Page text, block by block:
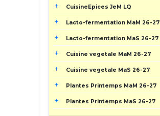
CuisineEpices JeM LQ
Lacto-fermentation MaM 26-27
Lacto-fermentation MaS 26-27
Cuisine vegetale MaM 26-27
Cuisine vegetale MaS 26-27
Plantes Printemps MaM 26-27
Plantes Printemps MaS 26-27